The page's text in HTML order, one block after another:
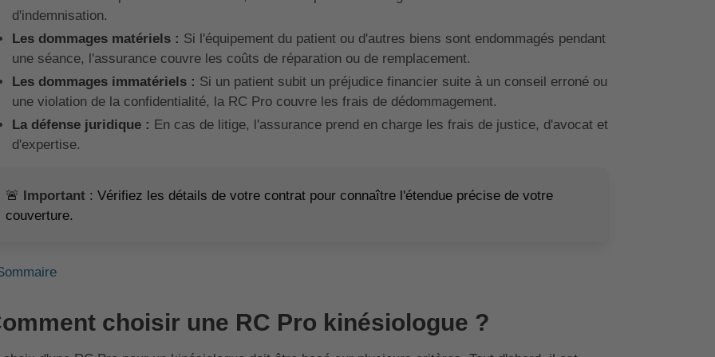
d'indemnisation.
Les dommages matériels : Si l'équipement du patient ou d'autres biens sont endommagés pendant
une séance, l'assurance couvre les coûts de réparation ou de remplacement.
Les dommages immatériels : Si un patient subit un préjudice financier suite à un conseil erroné ou
une violation de la confidentialité, la RC Pro couvre les frais de dédommagement.
La défense juridique : En cas de litige, l'assurance prend en charge les frais de justice, d'avocat et
d'expertise.
🚨 Important : Vérifiez les détails de votre contrat pour connaître l'étendue précise de votre
couverture.
choisir une RC Pro kinésiologue ?